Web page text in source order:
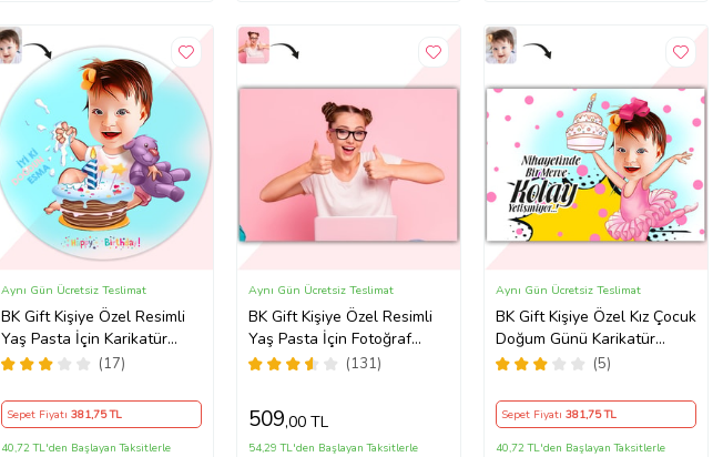
BK Gift Kişiye Özel Resimli
Yaş Pasta İçin Karikatür
Baskılı Yenilebilir Şekerli
(17)
Aynı Gün Ücretsiz Teslimat
Sepet Fiyatı 381,75 TL
40,72 TL'den Başlayan Taksitlerle
BK Gift Kişiye Özel Resimli
Yaş Pasta İçin Fotoğraf
Baskılı Yenilebilir Şekerli
(131)
Aynı Gün Ücretsiz Teslimat
509,00 TL
54,29 TL'den Başlayan Taksitlerle
BK Gift Kişiye Özel Kız Çocuk
Doğum Günü Karikatür
Baskılı Yaş Pasta İçin
1(Sadece Kağıt)
(5)
Aynı Gün Ücretsiz Teslimat
Sepet Fiyatı381,75 TL
40,72 TL'den Başlayan Taksitlerle